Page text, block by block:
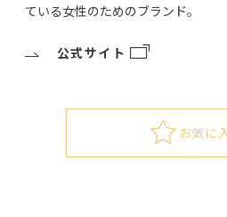
ている女性のためのブランド。
公式サイト
お気に